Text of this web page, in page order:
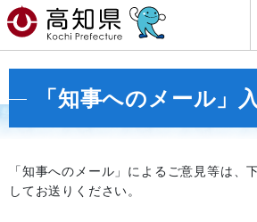
「知事へのメール」
「知事へのメール」によるご意見等は、
してお送りください。